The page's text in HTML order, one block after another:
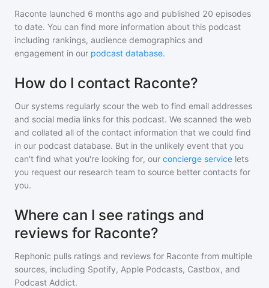
Raconte launched 6 months ago and published 20 episodes
to date. You can find more information about this podcast
including rankings, audience demographics and
engagement in our podcast database.
How do I contact Raconte?
Our systems regularly scour the web to find email addresses
and social media links for this podcast. We scanned the web
and collated all of the contact information that we could find
in our podcast database. But in the unlikely event that you
can't find what you're looking for, our concierge service lets
you request our research team to source better contacts for
you.
Where can I see ratings and
reviews for Raconte?
Rephonic pulls ratings and reviews for Raconte from multiple
sources, including Spotify, Apple Podcasts, Castbox, and
Podcast Addict.